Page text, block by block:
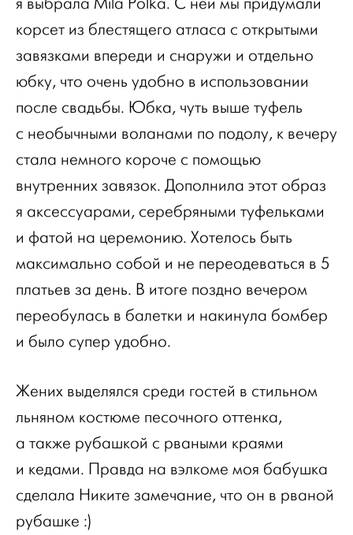
корсет из блестящего атласа с открытыми
завязками впереди и снаружи и отдельно
юбку, что очень удобно в использовании
после свадьбы. Юбка, чуть выше туфель
с необычными воланами по подолу, к вечеру
стала немного короче с помощью
внутренних завязок. Дополнила этот образ
я аксессуарами, серебряными туфельками
и фатой на церемонию. Хотелось быть
максимально собой и не переодеваться в 5
платьев за день. В итоге поздно вечером
переобулась в балетки и накинула бомбер
и было супер удобно.
Жених выделялся среди гостей в стильном
льняном костюме песочного оттенка,
а также рубашкой с рваными краями
и кедами. Правда на вэлкоме моя бабушка
сделала Никите замечание, что он в рваной
рубашке :)